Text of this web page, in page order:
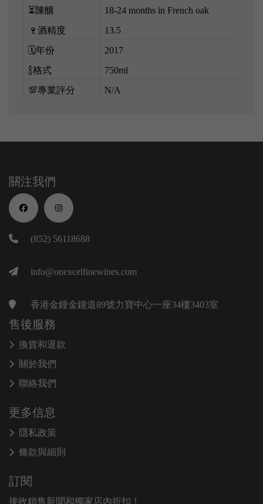
⏳陳釀 18-24 months in French oak
🍷酒精度 13.5
🗓️年份 2017
🍾格式 750ml
💯專業評分 N/A
關注我們
(852) 56118688
info@onexcelfinewines.com
香港金鐘金鐘道89號力寶中心一座34樓3403室
售後服務
換貨和退款
關於我們
聯絡我們
更多信息
隱私政策
條款與細則
訂閱
接收銷售新聞和獨家店內折扣！